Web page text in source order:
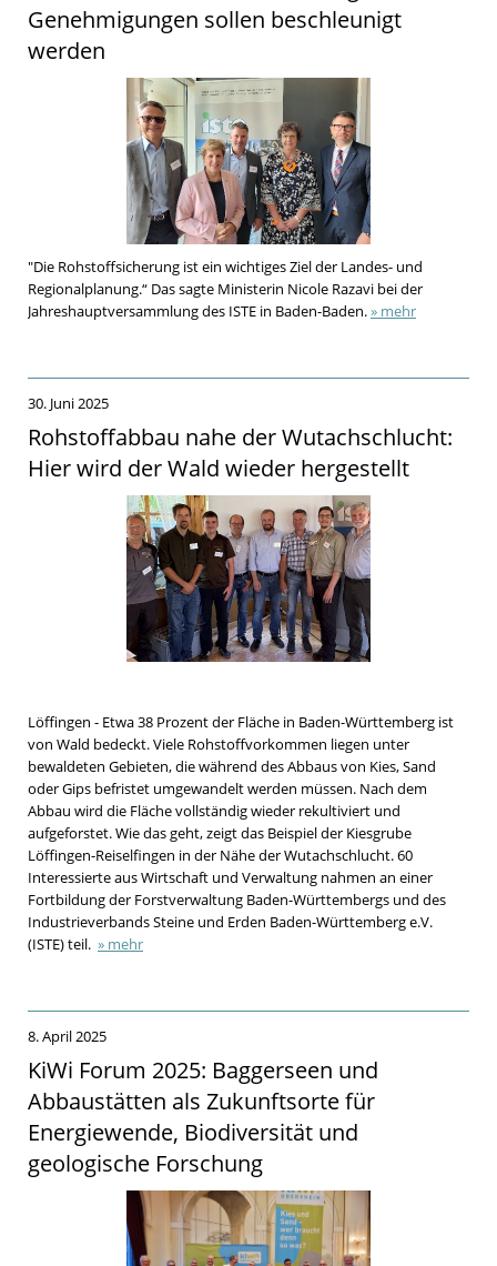
Genehmigungen sollen beschleunigt
werden
"Die Rohstoffsicherung ist ein wichtiges Ziel der Landes- und
Regionalplanung.“ Das sagte Ministerin Nicole Razavi bei der
Jahreshauptversammlung des ISTE in Baden-Baden.» mehr
30. Juni 2025
Rohstoffabbau nahe der Wutachschlucht:
Hier wird der Wald wieder hergestellt
Löffingen - Etwa 38 Prozent der Fläche in Baden-Württemberg ist
von Wald bedeckt. Viele Rohstoffvorkommen liegen unter
bewaldeten Gebieten, die während des Abbaus von Kies, Sand
oder Gips befristet umgewandelt werden müssen. Nach dem
Abbau wird die Fläche vollständig wieder rekultiviert und
aufgeforstet. Wie das geht, zeigt das Beispiel der Kiesgrube
Löffingen-Reiselfingen in der Nähe der Wutachschlucht. 60
Interessierte aus Wirtschaft und Verwaltung nahmen an einer
Fortbildung der Forstverwaltung Baden-Württembergs und des
Industrieverbands Steine und Erden Baden-Württemberg e.V.
(ISTE) teil. » mehr
8. April 2025
KiWi Forum 2025: Baggerseen und
Abbaustätten als Zukunftsorte für
Energiewende, Biodiversität und
geologische Forschung